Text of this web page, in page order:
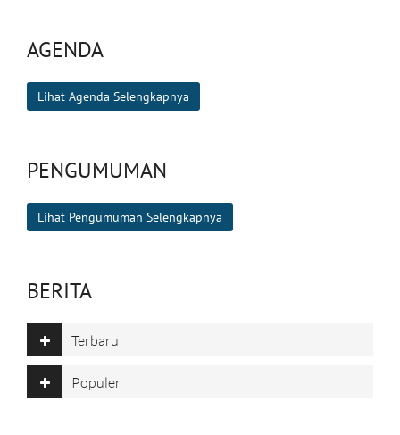
AGENDA
Lihat Agenda Selengkapnya
PENGUMUMAN
Lihat Pengumuman Selengkapnya
BERITA
Terbaru
Populer